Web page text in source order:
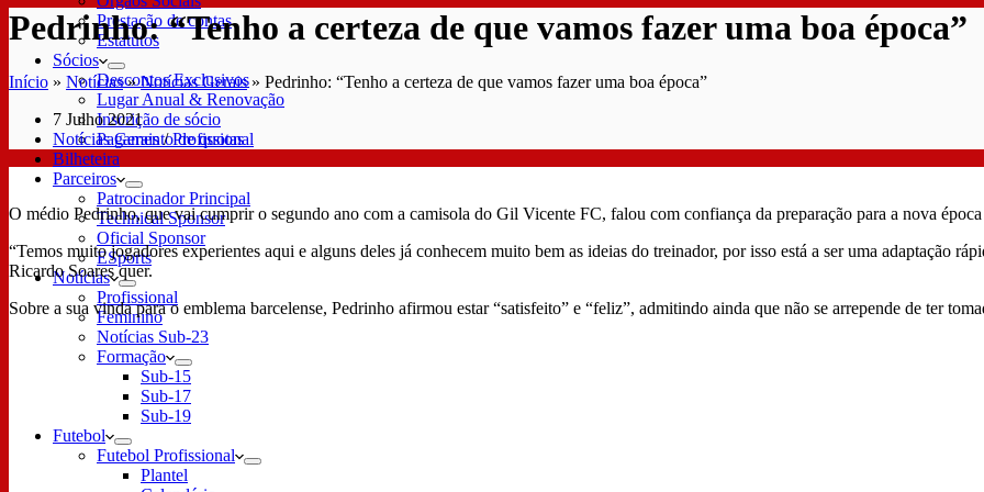
Prestação de contas
Estatutos
Sócios
Descontos Exclusivos
Lugar Anual & Renovação
Inscrição de sócio
Pagamento de quotas
Bilheteira
Parceiros
Patrocinador Principal
Technical Sponsor
Oficial Sponsor
ESports
Notícias
Profissional
Feminino
Notícias Sub-23
Formação
Sub-15
Sub-17
Sub-19
Futebol
Futebol Profissional
Plantel
Pedrinho: “Tenho a certeza de que vamos fazer uma boa época”
Início » Notícias»Notícias Gerais» Pedrinho: “Tenho a certeza de que vamos fazer uma boa época”
7 Julho 2021
Notícias Gerais/Profissional
O médio Pedrinho, que vai cumprir o segundo ano com a camisola do Gil Vicente FC, falou com confiança da preparação para a nova
“Temos muito jogadores experientes aqui e alguns deles já conhecem muito bem as ideias do treinador, por isso está a ser uma adaptação
Ricardo Soares quer.
Sobre a sua vinda para o emblema barcelense, Pedrinho afirmou estar “satisfeito” e “feliz”, admitindo ainda que não se arrepende de ter